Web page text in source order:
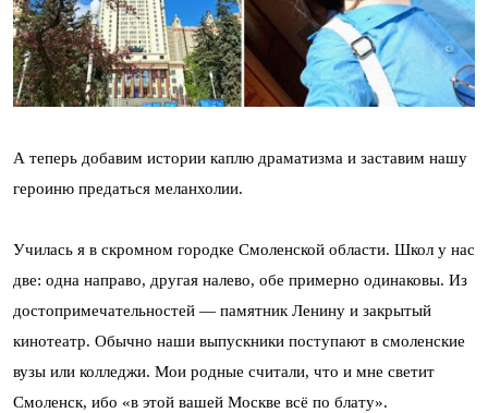
А теперь добавим истории каплю драматизма и заставим нашу
героиню предаться меланхолии.
Училась я в скромном городке Смоленской области. Школ у нас
две: одна направо, другая налево, обе примерно одинаковы. Из
достопримечательностей — памятник Ленину и закрытый
кинотеатр. Обычно наши выпускники поступают в смоленские
вузы или колледжи. Мои родные считали, что и мне светит
Смоленск, ибо «в этой вашей Москве всё по блату».